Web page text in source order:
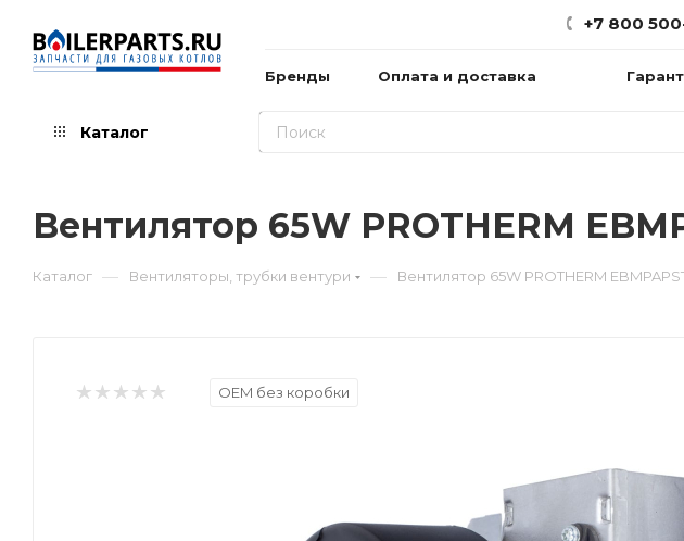
+7 800
Бренды Оплата и доставка
Каталог
Вентилятор 65W PROTHERM
Каталог — Вентиляторы, трубки вентури — Вентилятор 65W PROTHERM
OEM без коробки